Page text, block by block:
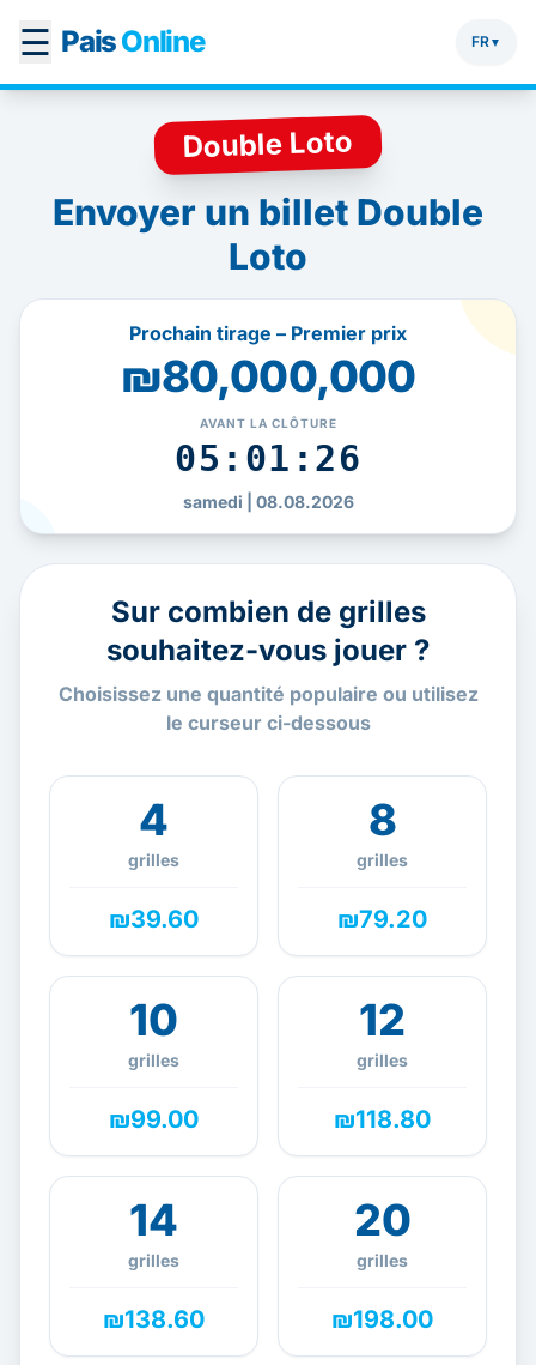
☰ PaisOnline FR▼
Double Loto
Envoyer un billet Double
Loto
Prochain tirage – Premier prix
₪80,000,000
AVANT LA CLÔTURE
05:01:26
samedi | 08.08.2026
Sur combien de grilles
souhaitez-vous jouer ?
Choisissez une quantité populaire ou utilisez
le curseur ci-dessous
4
grilles
₪39.60
8
grilles
₪79.20
10
grilles
₪99.00
12
grilles
₪118.80
14
grilles
₪138.60
20
grilles
₪198.00